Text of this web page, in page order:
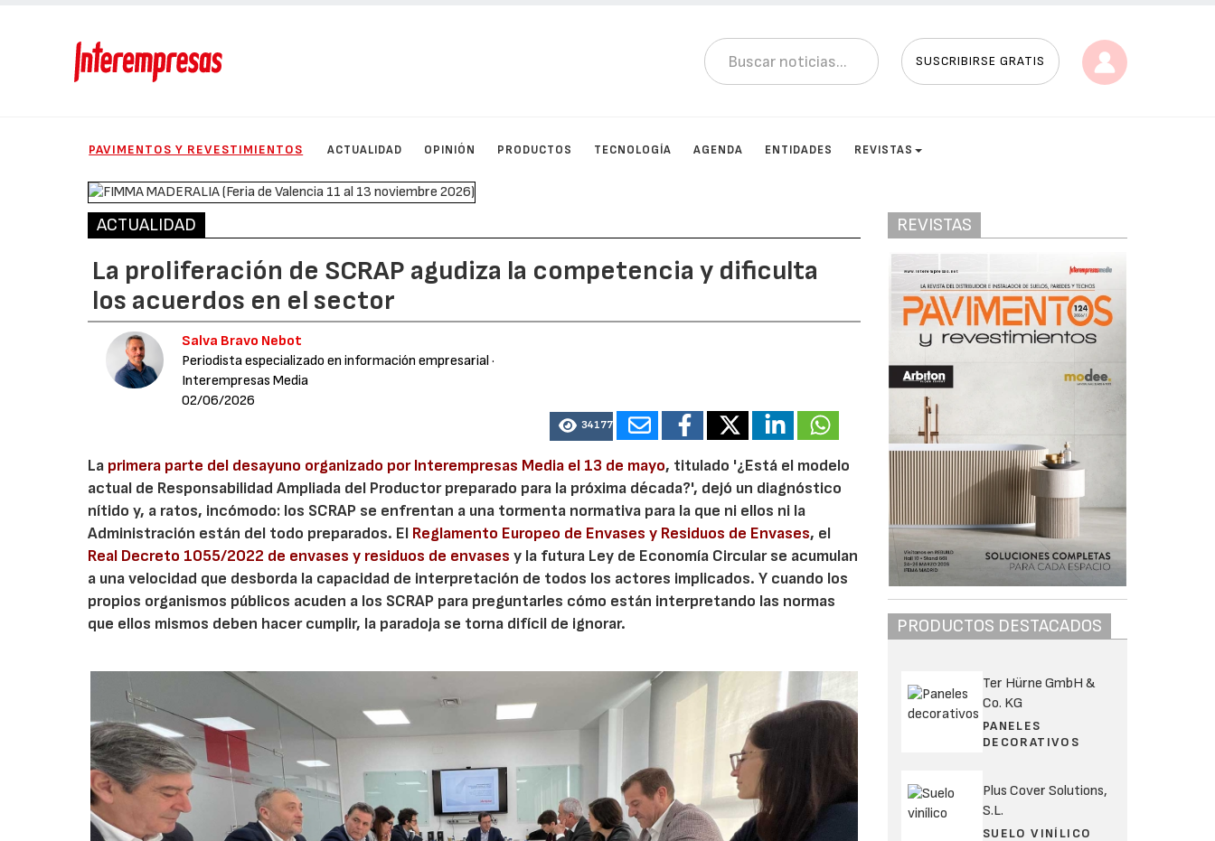
SUSCRIBIRSE GRATIS
PAVIMENTOS Y REVESTIMIENTOS ACTUALIDAD OPINIÓN PRODUCTOS TECNOLOGÍA AGENDA ENTIDADES REVISTAS
ACTUALIDAD
La proliferación de SCRAP agudiza la competencia y dificulta
los acuerdos en el sector
Salva Bravo Nebot
Periodista especializado en información empresarial·
Interempresas Media
02/06/2026
34177
La primera parte del desayuno organizado por Interempresas Media el 13 de mayo, titulado '¿Está el modelo
actual de Responsabilidad Ampliada del Productor preparado para la próxima década?', dejó un diagnóstico
nítido y, a ratos, incómodo: los SCRAP se enfrentan a una tormenta normativa para la que ni ellos ni la
Administración están del todo preparados. El Reglamento Europeo de Envases y Residuos de Envases, el
Real Decreto 1055/2022 de envases y residuos de envases y la futura Ley de Economía Circular se acumulan
a una velocidad que desborda la capacidad de interpretación de todos los actores implicados. Y cuando los
propios organismos públicos acuden a los SCRAP para preguntarles cómo están interpretando las normas
que ellos mismos deben hacer cumplir, la paradoja se torna difícil de ignorar.
REVISTAS
PRODUCTOS DESTACADOS
Ter Hürne GmbH &
Co. KG
PANELES
DECORATIVOS
Plus Cover Solutions,
S.L.
SUELO VINÍLICO